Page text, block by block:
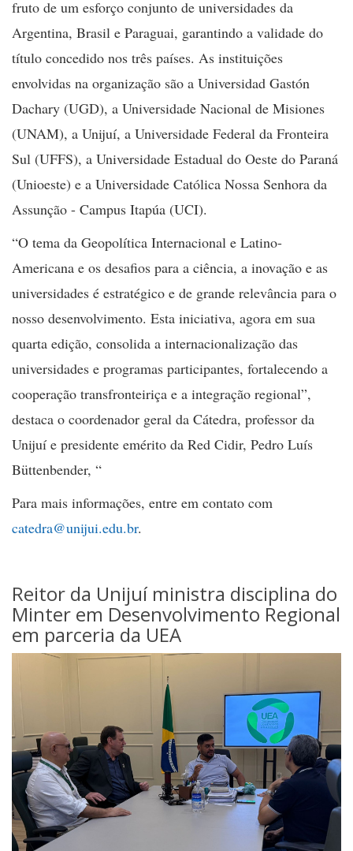
fruto de um esforço conjunto de universidades da
Argentina, Brasil e Paraguai, garantindo a validade do
título concedido nos três países. As instituições
envolvidas na organização são a Universidad Gastón
Dachary (UGD), a Universidade Nacional de Misiones
(UNAM), a Unijuí, a Universidade Federal da Fronteira
Sul (UFFS), a Universidade Estadual do Oeste do Paraná
(Unioeste) e a Universidade Católica Nossa Senhora da
Assunção - Campus Itapúa (UCI).
“O tema da Geopolítica Internacional e Latino-
Americana e os desafios para a ciência, a inovação e as
universidades é estratégico e de grande relevância para o
nosso desenvolvimento. Esta iniciativa, agora em sua
quarta edição, consolida a internacionalização das
universidades e programas participantes, fortalecendo a
cooperação transfronteiriça e a integração regional”,
destaca o coordenador geral da Cátedra, professor da
Unijuí e presidente emérito da Red Cidir, Pedro Luís
Büttenbender, “
Para mais informações, entre em contato com
catedra@unijui.edu.br.
Reitor da Unijuí ministra disciplina do
Minter em Desenvolvimento Regional
em parceria da UEA